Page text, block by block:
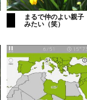
まるで仲のよい親子
みたい（笑）